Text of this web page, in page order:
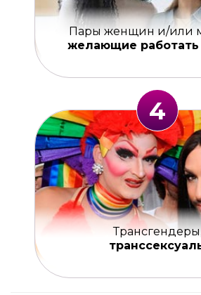
Пары женщин и/или
желающие работать
4